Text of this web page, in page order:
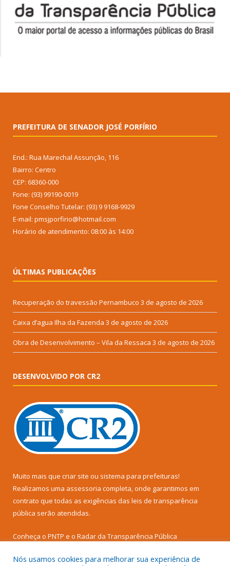
PREFEITURA DE SENADOR JOSÉ PORFÍRIO
End.: Rua Marechal Assunção, 116
Bairro: Centro
CEP: 68360-000
Fone: (93) 99190-0019
Fone Conselho Tutelar: (93) 9 9168-9929
E-mail: pmsjporfirio@hotmail.com
Horário de atendimento: 08:00 às 14:00
ÚLTIMAS PUBLICAÇÕES
Recuperação do travessão Pernambuco 3 de agosto de 2026
Caixa d’agua Ilha da Fazenda 3 de agosto de 2026
Obra de Desenvolvimento – Vila da Ressaca 3 de agosto de 2026
DESENVOLVIDO POR CR2
Muito mais que criar site ou sistema para prefeituras!
Realizamos uma assessoria completa, onde garantimos em
contrato que todas as exigências das leis de transparência
pública serão atendidas.
Conheça o PNTP e o Radar da Transparência Pública
Nós usamos cookies para melhorar sua experiência de